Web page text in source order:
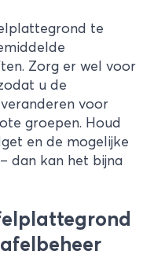
te
Zorg er wel voor
u de
voor
groepen. Houd
en de mogelijke
dan kan het bijna